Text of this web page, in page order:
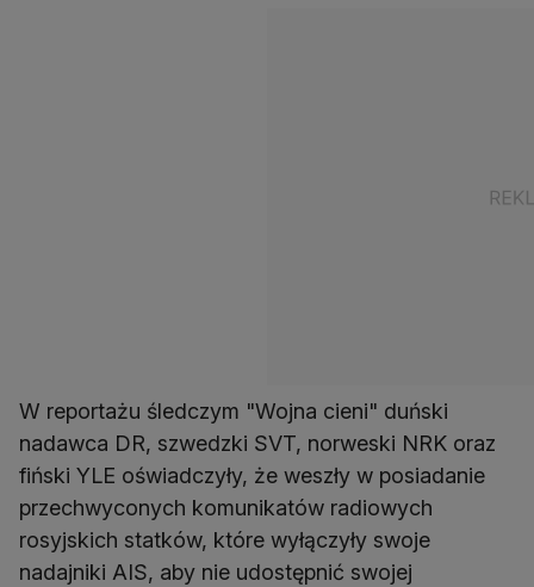
W reportażu śledczym "Wojna cieni" duński
nadawca DR, szwedzki SVT, norweski NRK oraz
fiński YLE oświadczyły, że weszły w posiadanie
przechwyconych komunikatów radiowych
rosyjskich statków, które wyłączyły swoje
nadajniki AIS, aby nie udostępnić swojej